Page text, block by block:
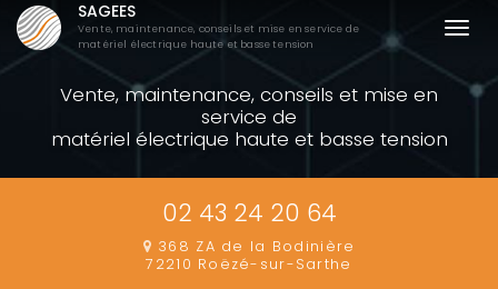
Aller
au
contenu
principal
SAGEES
Vente, maintenance, conseils et mise en service de
matériel électrique haute et basse tension
Vente, maintenance, conseils et mise en
service de
matériel électrique haute et basse tension
02 43 24 20 64
368 ZA de la Bodinière
72210 Roëzé-sur-Sarthe